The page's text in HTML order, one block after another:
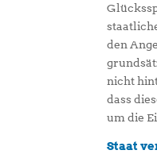
den
nicht
dass
um die
Staat